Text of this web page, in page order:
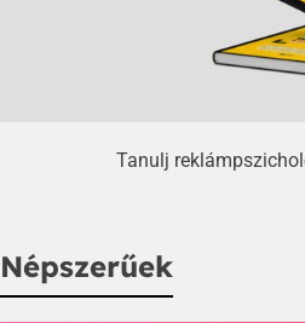
Tanulj
Népszerűek